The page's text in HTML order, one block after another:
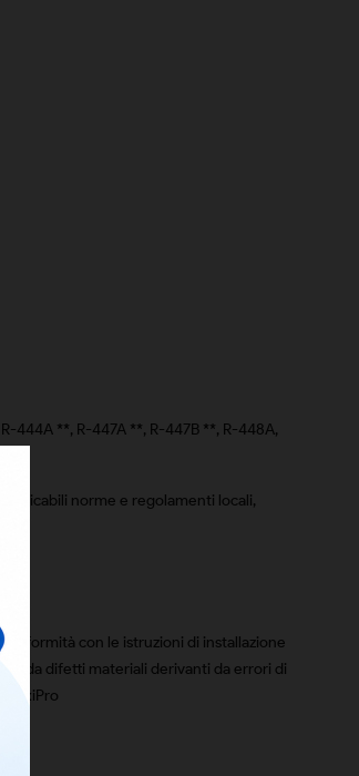
444A **, R-447A **, R-447B **, R-448A,
norme e regolamenti locali,
con le istruzioni di installazione
da difetti materiali derivanti da errori di